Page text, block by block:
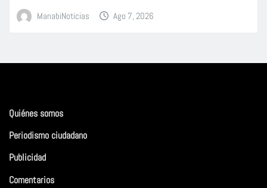
ManabiNoticias Ago 7, 2026
Quiénes somos
Periodismo ciudadano
Publicidad
Comentarios